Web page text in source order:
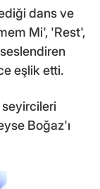
dans ve
Mi', 'Rest',
eşlik etti.
seyircileri
Boğaz'ı